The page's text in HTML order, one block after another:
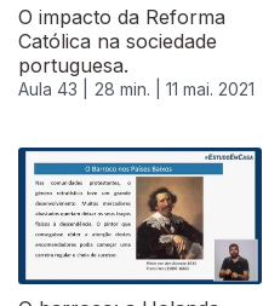
O impacto da Reforma
Católica na sociedade
portuguesa.
Aula 43 | 28 min. | 11 mai. 2021
545202